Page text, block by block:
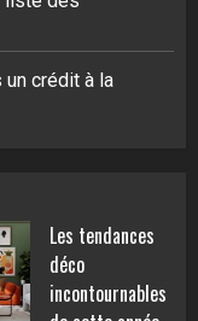
crédit à la
Les tendances
déco
incontournables